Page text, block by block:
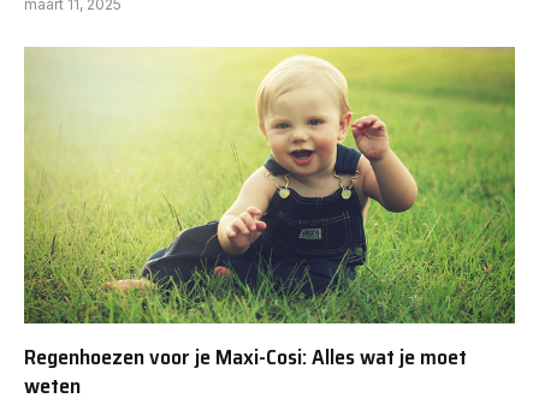
maart 11, 2025
Regenhoezen voor je Maxi-Cosi: Alles wat je moet
weten